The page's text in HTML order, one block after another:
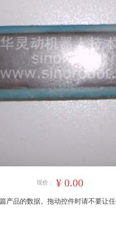
产品的数据。拖动控件时请不要让
现价： ¥ 0.00